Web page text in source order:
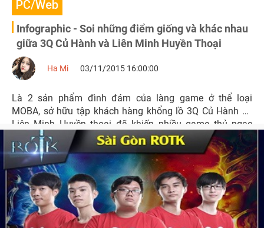
PC/Web
Infographic - Soi những điểm giống và khác nhau
giữa 3Q Củ Hành và Liên Minh Huyền Thoại
Ha Mi 03/11/2015 16:00:00
Là 2 sản phẩm đình đám của làng game ở thể loại
MOBA, sở hữu tập khách hàng khổng lồ 3Q Củ Hành và
Liên Minh Huyền thoại đã khiến nhiều game thủ ngạc
nhiên khi có những điểm khác và giống nhau đến một
cách khó hiểu.